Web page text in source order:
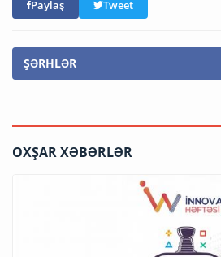
Paylaş Tweet
ŞƏRHLƏR
OXŞAR XƏBƏRLƏR